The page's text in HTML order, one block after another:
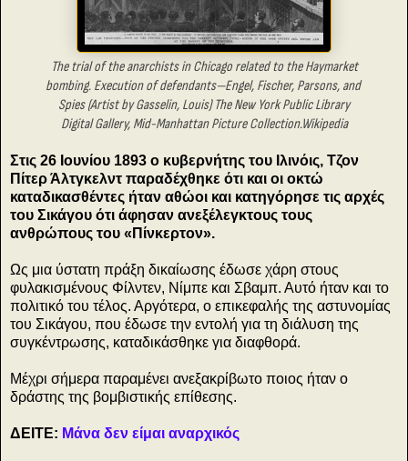
The trial of the anarchists in Chicago related to the Haymarket
bombing. Execution of defendants—Engel, Fischer, Parsons, and
Spies (Artist by Gasselin, Louis) The New York Public Library
Digital Gallery, Mid-Manhattan Picture Collection.Wikipedia
Στις 26 Ιουνίου 1893 ο κυβερνήτης του Ιλινόις, Τζον
Πίτερ Άλτγκελντ παραδέχθηκε ότι και οι οκτώ
καταδικασθέντες ήταν αθώοι και κατηγόρησε τις αρχές
του Σικάγου ότι άφησαν ανεξέλεγκτους τους
ανθρώπους του «Πίνκερτον».
Ως μια ύστατη πράξη δικαίωσης έδωσε χάρη στους
φυλακισμένους Φίλντεν, Νίμπε και Σβαμπ. Αυτό ήταν και το
πολιτικό του τέλος. Αργότερα, ο επικεφαλής της αστυνομίας
του Σικάγου, που έδωσε την εντολή για τη διάλυση της
συγκέντρωσης, καταδικάσθηκε για διαφθορά.
Μέχρι σήμερα παραμένει ανεξακρίβωτο ποιος ήταν ο
δράστης της βομβιστικής επίθεσης.
ΔΕΙΤΕ: Μάνα δεν είμαι αναρχικός